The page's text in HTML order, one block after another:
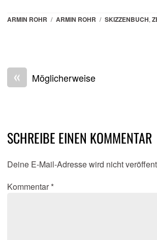
ARMIN ROHR / ARMIN ROHR / SKIZZENBUCH,
« Möglicherweise
SCHREIBE EINEN KOMMENTAR
Deine E-Mail-Adresse wird nicht
Kommentar *